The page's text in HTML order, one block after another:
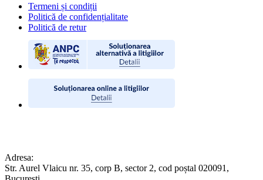
Termeni și condiții
Politică de confidențialitate
Politică de retur
Adresa:
Str. Aurel Vlaicu nr. 35, corp B, sector 2, cod poștal 020091,